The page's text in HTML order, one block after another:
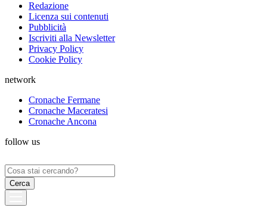
Redazione
Licenza sui contenuti
Pubblicità
Iscriviti alla Newsletter
Privacy Policy
Cookie Policy
network
Cronache Fermane
Cronache Maceratesi
Cronache Ancona
follow us
Ricerca
per: